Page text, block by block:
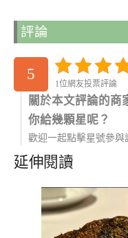
評論
5
1位網友投票評論
關於本文評論的商
你給幾顆星呢？
歡迎一起點擊星號參與
延伸閱讀